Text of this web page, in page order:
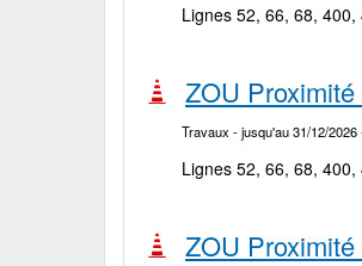
Lignes 52, 66, 68,
ZOU
Travaux - jusqu'au 31/12/2026
Lignes 52, 66, 68,
ZOU